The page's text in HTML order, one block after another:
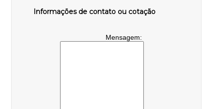
Informações de contato ou cotação
Mensagem: